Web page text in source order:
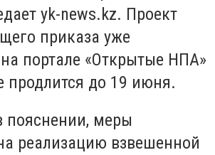
yk-news.kz. Проект
приказа уже
портале «Открытые НПА»
продлится до 19 июня.
пояснении, меры
реализацию взвешенной